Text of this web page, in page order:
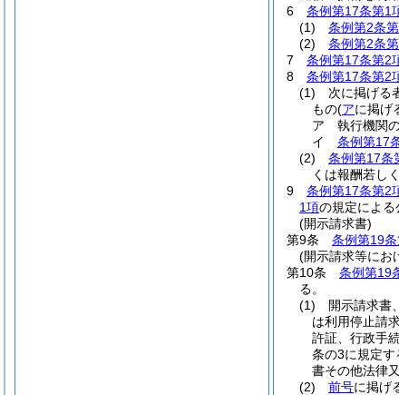
6
条例第17条第1
(1)
条例第2条
(2)
条例第2条
7
条例第17条第2
8
条例第17条第2
(1)
次に掲げる
もの(アに掲げ
ア
執行機関
イ
条例第17
(2)
条例第17条
くは報酬若し
9
条例第17条第2
1項の規定による
(開示請求書)
第9条
条例第19
(開示請求等にお
第10条
条例第19
る。
(1)
開示請求書
は利用停止請
許証、行政手
条の3に規定
書その他法律
(2)
前号に掲げ